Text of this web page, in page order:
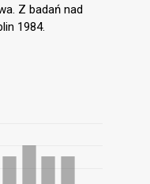
Z badań nad
1984.